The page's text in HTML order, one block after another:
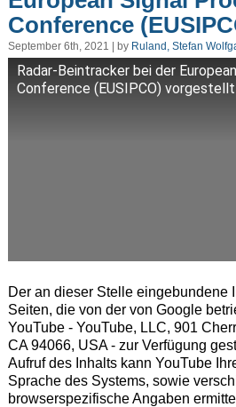
Conference
September 6th, 2021 | by Ruland, Stefan
Radar-Beintracker bei der
Conference (EUSIPCO) vorgestellt
Der an dieser Stelle eingebundene
Seiten, die von der von Google
YouTube - YouTube, LLC, 901
CA 94066, USA - zur Verfügung
Aufruf des Inhalts kann YouTube
Sprache des Systems, sowie
browserspezifische Angaben